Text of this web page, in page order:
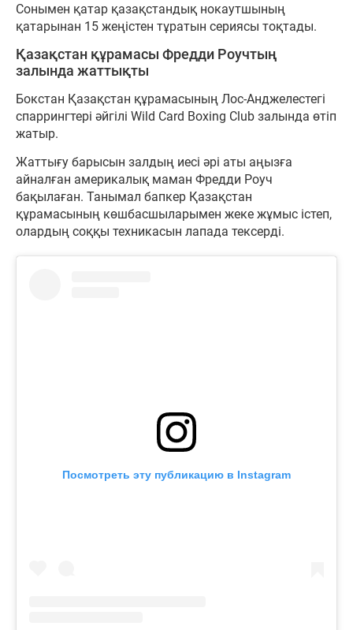
Сонымен қатар қазақстандық нокаутшының
қатарынан 15 жеңістен тұратын сериясы тоқтады.
Қазақстан құрамасы Фредди Роучтың
залында жаттықты
Бокстан Қазақстан құрамасының Лос-Анджелестегі
спаррингтері әйгілі Wild Card Boxing Club залында өтіп
жатыр.
Жаттығу барысын залдың иесі әрі аты аңызға
айналған америкалық маман Фредди Роуч
бақылаған. Танымал бапкер Қазақстан
құрамасының көшбасшыларымен жеке жұмыс істеп,
олардың соққы техникасын лапада тексерді.
Посмотреть эту публикацию в Instagram